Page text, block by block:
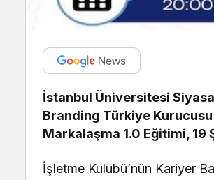
İstanbul Üniversitesi
Branding Türkiye Kurucusu
Markalaşma 1.0 Eğitimi,
İşletme Kulübü’nün Kariyer